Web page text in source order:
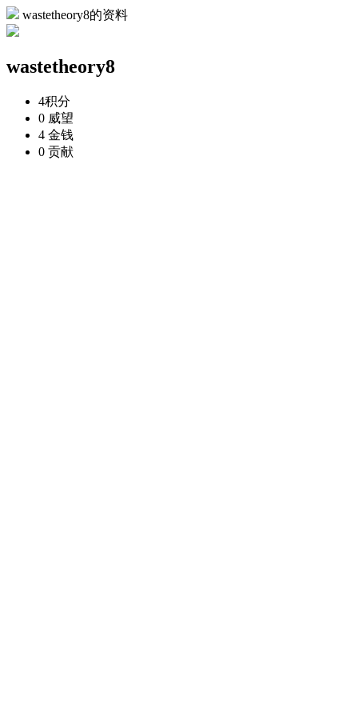
wastetheory8的资料
wastetheory8
4积分
0 威望
4 金钱
0 贡献